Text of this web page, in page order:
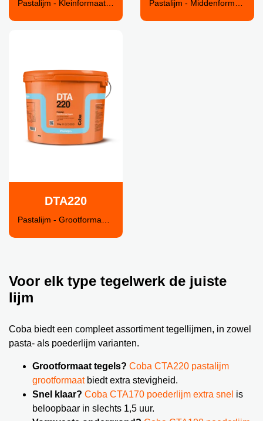
Pastalijm - Kleinformaat tegels Pastalijm - Middenformaat tegels
DTA220
Voor elk type tegelwerk de juiste
lijm
Coba biedt een compleet assortiment tegellijmen, in zowel
pasta- als poederlijm varianten.
Grootformaat tegels? Coba CTA220 pastalijm
grootformaatbiedt extra stevigheid.
Snel klaar? Coba CTA170 poederlijm extra snel is
beloopbaar in slechts 1,5 uur.